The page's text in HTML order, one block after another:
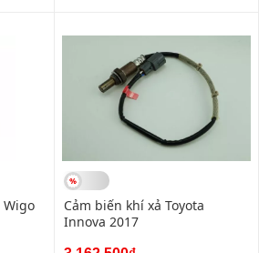
Wigo
Cảm biến khí xả Toyota
Innova 2017